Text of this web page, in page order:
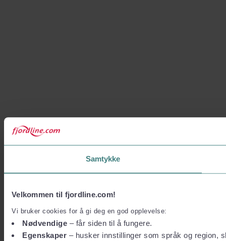
Samtykke
Velkommen til fjordline.com!
Vi bruker cookies for å gi deg en god opplevelse:
Nødvendige – får siden til å fungere.
Egenskaper – husker innstillinger som språk og region,